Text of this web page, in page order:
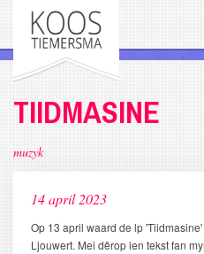
Overslaan
naar
gaan
TIIDMASINE
muzyk
14 april 2023
Op 13 april waard de lp
Ljouwert. Mei dêrop ien tekst fan